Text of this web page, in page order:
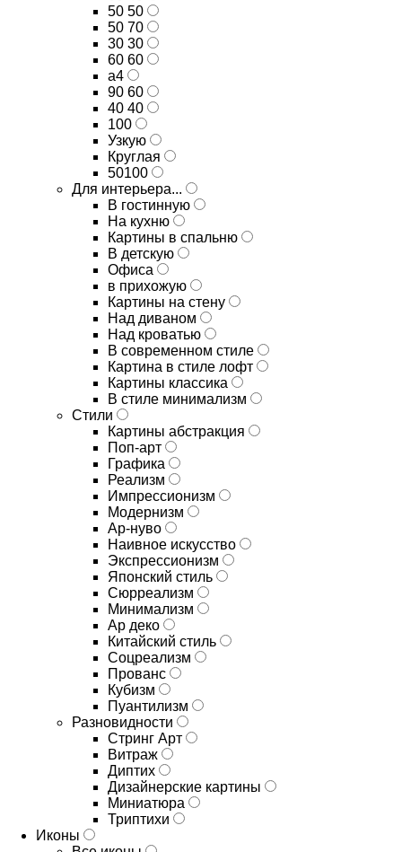
50 50
50 70
30 30
60 60
а4
90 60
40 40
100
Узкую
Круглая
50100
Для интерьера...
В гостинную
На кухню
Картины в спальню
В детскую
Офиса
в прихожую
Картины на стену
Над диваном
Над кроватью
В современном стиле
Картина в стиле лофт
Картины классика
В стиле минимализм
Стили
Картины абстракция
Поп-арт
Графика
Реализм
Импрессионизм
Модернизм
Ар-нуво
Наивное искусство
Экспрессионизм
Японский стиль
Сюрреализм
Минимализм
Ар деко
Китайский стиль
Соцреализм
Прованс
Кубизм
Пуантилизм
Разновидности
Стринг Арт
Витраж
Диптих
Дизайнерские картины
Миниатюра
Триптихи
Иконы